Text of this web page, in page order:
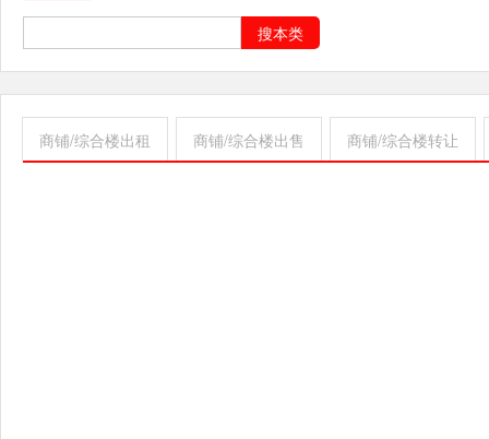
搜本类
商铺/综合楼出租 商铺/综合楼出售 商铺/综合楼转让